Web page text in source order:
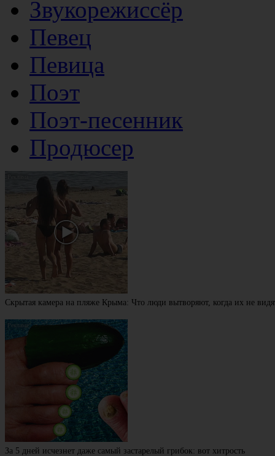
Звукорежиссёр
Певец
Певица
Поэт
Поэт-песенник
Продюсер
Скрытая камера на пляже Крыма: Что люди вытворяют, когда их не
За 5 дней исчезнет даже самый застарелый грибок: вот хитрость